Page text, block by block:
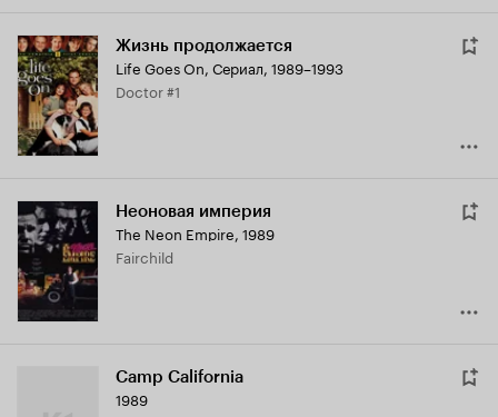
Жизнь продолжается
Life Goes On, Сериал, 1989–1993
Doctor #1
Неоновая империя
The Neon Empire, 1989
Fairchild
Camp California
1989